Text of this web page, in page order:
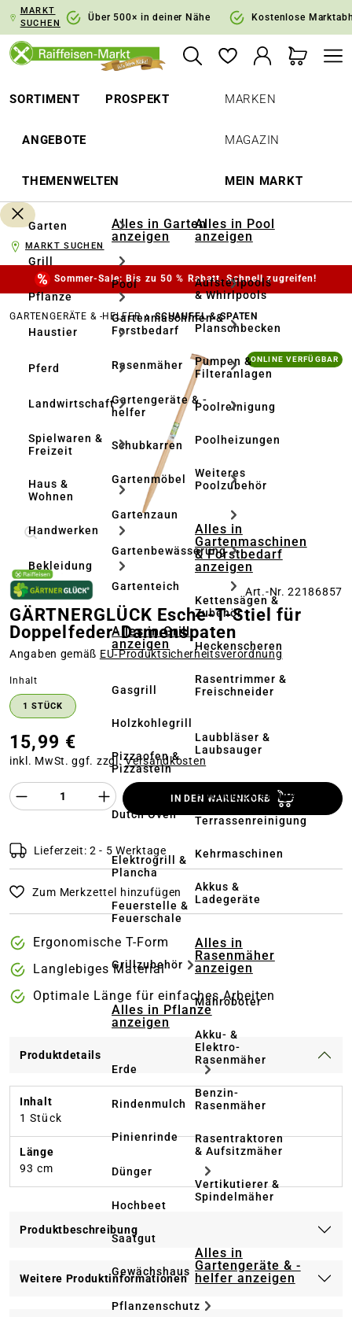
Zur Hauptnavigation springen
MARKT
SUCHEN
Über 500× in deiner Nähe Kostenlose
SORTIMENT PROSPEKT
ANGEBOTE
THEMENWELTEN
MARKEN
MAGAZIN
MEIN MARKT
Garten
Grill
Pflanze
Haustier
Pferd
Landwirtschaft
Spielwaren &
Freizeit
Haus &
Wohnen
Handwerken
Bekleidung
Alles in Garten
anzeigen
Pool
Gartenmaschinen &
Forstbedarf
Rasenmäher
Gartengeräte & -
helfer
Schubkarren
Gartenmöbel
Gartenzaun
Gartenbewässerung
Gartenteich
Alles in Grill
anzeigen
Gasgrill
Holzkohlegrill
Pizzaofen &
Pizzastein
Dutch Oven
Elektrogrill &
Plancha
Feuerstelle &
Feuerschale
Grillzubehör
Alles in Pflanze
anzeigen
Erde
Rindenmulch
Pinienrinde
Dünger
Hochbeet
Saatgut
Gewächshaus
Pflanzenschutz
Alles in Pool
anzeigen
Aufstellpools
& Whirlpools
Planschbecken
Pumpen &
Filteranlagen
Poolreinigung
Poolheizungen
Weiteres
Poolzubehör
Alles in
Gartenmaschinen
& Forstbedarf
anzeigen
Kettensägen &
Zubehör
Heckenscheren
Rasentrimmer &
Freischneider
Laubbläser &
Laubsauger
Hochdruckreiniger
Terrassenreinigung
Kehrmaschinen
Akkus &
Ladegeräte
Alles in
Rasenmäher
anzeigen
Mähroboter
Akku- &
Elektro-
Rasenmäher
Benzin-
Rasenmäher
Rasentraktoren
& Aufsitzmäher
Vertikutierer &
Spindelmäher
Alles in
Gartengeräte & -
helfer anzeigen
MARKT SUCHEN
Sommer-Sale: Bis zu 50 % Rabatt. Schnell zugreifen!
GARTENGERÄTE & -HELFER SCHAUFEL & SPATEN
Bildergalerie überspringen ONLINE VERFÜGBAR
Art.-Nr. 22186857
GÄRTNERGLÜCK Esche-T-Stiel für
Doppelfeder-Damenspaten
Angaben gemäß EU‑Produktsicherheitsverordnung
Inhalt
1 STÜCK
15,99 €
inkl. MwSt. ggf. zzgl.Versandkosten
Produkt Anzahl des Produktes
IN DEN WARENKORB
Lieferzeit: 2 - 5 Werktage
Zum Merkzettel hinzufügen
Ergonomische T-Form
Langlebiges Material
Optimale Länge für einfaches Arbeiten
Produktdetails
Inhalt
1 Stück
Länge
93 cm
Produktbeschreibung
Weitere Produktinformationen